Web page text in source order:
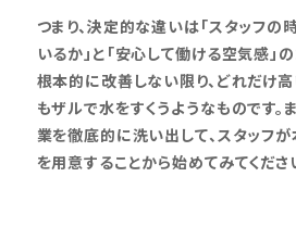
つまり、決定的な違いは「スタッフの
いるか」と「安心して働ける空気感」
根本的に改善しない限り、どれだけ
もザルで水をすくうようなものです
業を徹底的に洗い出して、スタッフ
を用意することから始めてみてくださ